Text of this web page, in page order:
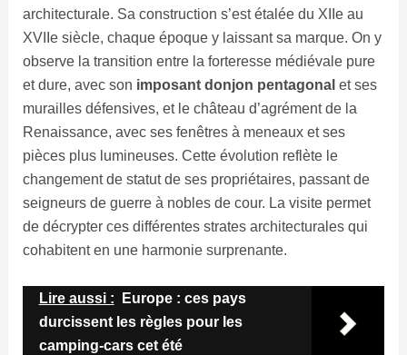
architecturale. Sa construction s’est étalée du XIIe au
XVIIe siècle, chaque époque y laissant sa marque. On y
observe la transition entre la forteresse médiévale pure
et dure, avec son imposant donjon pentagonal et ses
murailles défensives, et le château d’agrément de la
Renaissance, avec ses fenêtres à meneaux et ses
pièces plus lumineuses. Cette évolution reflète le
changement de statut de ses propriétaires, passant de
seigneurs de guerre à nobles de cour. La visite permet
de décrypter ces différentes strates architecturales qui
cohabitent en une harmonie surprenante.
Lire aussi :
Europe : ces pays
durcissent les règles pour les
camping-cars cet été